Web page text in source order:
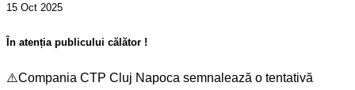
15 Oct 2025
În atenția publicului călător !
⚠️Compania CTP Cluj Napoca semnalează o tentativă